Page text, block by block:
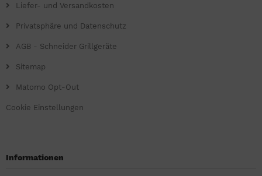
Liefer- und Versandkosten
Privatsphäre und Datenschutz
AGB - Schneider Grillgeräte
Sitemap
Matomo Opt-Out
Cookie Einstellungen
Informationen